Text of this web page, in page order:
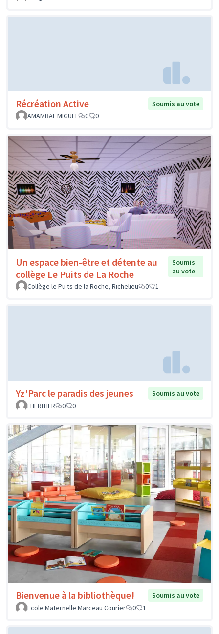
Récréation Active
Soumis au vote
AMAMBAL MIGUEL
0 0
Un espace bien-être et détente au
collège Le Puits de La Roche
Soumis
au vote
Collège le Puits de la Roche, Richelieu
0 1
Yz'Parc le paradis des jeunes
Soumis au vote
LHERITIER
0 0
Bienvenue à la bibliothèque!
Soumis au vote
Ecole Maternelle Marceau Courier
0 1